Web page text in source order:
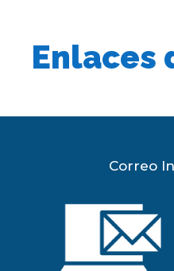
Enlaces
Correo